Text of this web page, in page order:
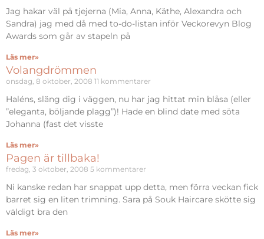
Jag hakar väl på tjejerna (Mia, Anna, Käthe, Alexandra och
Sandra) jag med då med to-do-listan inför Veckorevyn Blog
Awards som går av stapeln på
Läs mer»
Volangdrömmen
onsdag, 8 oktober, 2008 11 kommentarer
Haléns, släng dig i väggen, nu har jag hittat min blåsa (eller
”eleganta, böljande plagg”)! Hade en blind date med söta
Johanna (fast det visste
Läs mer»
Pagen är tillbaka!
fredag, 3 oktober, 2008 5 kommentarer
Ni kanske redan har snappat upp detta, men förra veckan fick
barret sig en liten trimning. Sara på Souk Haircare skötte sig
väldigt bra den
Läs mer»